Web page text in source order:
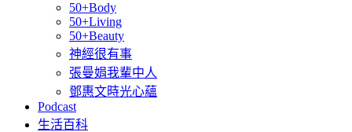
50+Body
50+Living
50+Beauty
神經很有事
張曼娟我輩中人
鄧惠文時光心蘊
Podcast
生活百科